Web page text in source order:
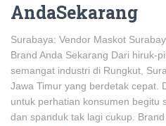
AndaSekarang
Surabaya: Vendor Maskot
Brand Anda Sekarang Dari hiruk-
semangat industri di Rungkut,
Jawa Timur yang berdetak cepat.
untuk perhatian konsumen begitu
dan spanduk tak lagi cukup.